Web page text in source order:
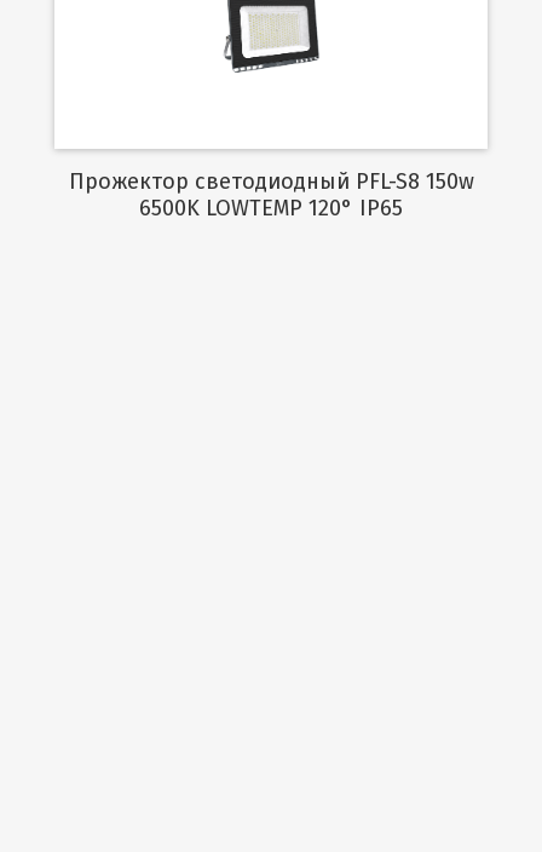
Подробнее
Прожектор светодиодный PFL-S8 150w
6500K LOWTEMP 120° IP65